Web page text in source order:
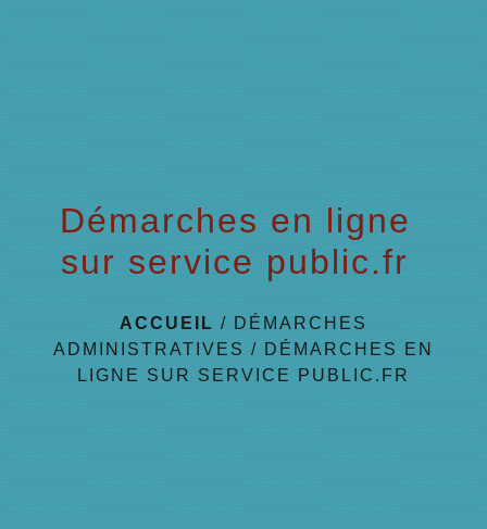
Démarches en ligne
sur service public.fr
ACCUEIL / DÉMARCHES
ADMINISTRATIVES / DÉMARCHES EN
LIGNE SUR SERVICE PUBLIC.FR